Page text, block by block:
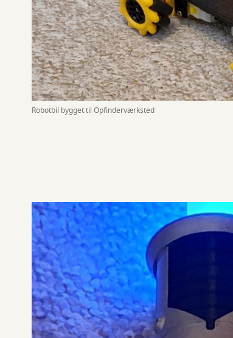
Robotbil bygget til Opfinderværksted